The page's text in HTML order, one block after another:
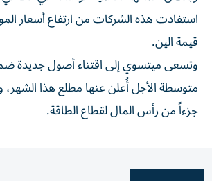
استفادت هذه الشركات من ارتفاع أسعار
قيمة الين.
وتسعى ميتسوي إلى اقتناء أصول جديدة
متوسطة الأجل أُعلن عنها مطلع هذا
جزءاً من رأس المال لقطاع الطاقة.